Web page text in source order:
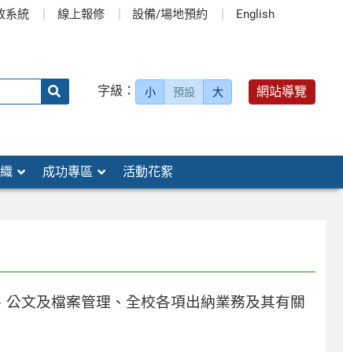
系統 線上報修 設備/場地預約 English
字級： 小 預設 大 網站導覽
成功專區 活動花絮
文及檔案管理、全校各項出納業務及其有關